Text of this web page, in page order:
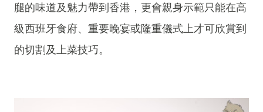
腿的味道及魅力帶到香港，更會親身示範只能在高
級西班牙食府、重要晚宴或隆重儀式上才可欣賞到
的切割及上菜技巧。